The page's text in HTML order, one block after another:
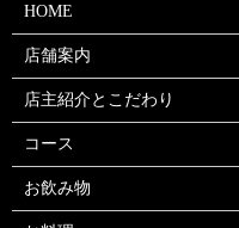
HOME
店舗案内
店主紹介とこだわり
コース
お飲み物